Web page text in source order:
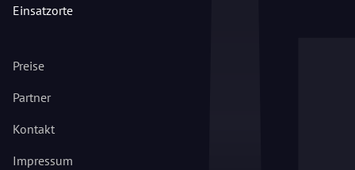
Einsatzorte
Preise
Partner
Kontakt
Impressum